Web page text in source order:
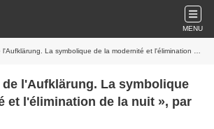
MENU
La symbolique de la modernité et l'élimination de la nuit », par Robert Kurz.
l'Aufklärung. La symbolique
et l'élimination de la nuit », par